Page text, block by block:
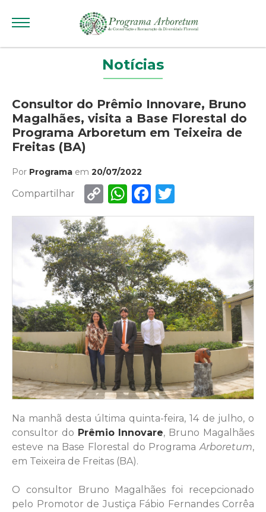
Notícias
Consultor do Prêmio Innovare, Bruno
Magalhães, visita a Base Florestal do
Programa Arboretum em Teixeira de
Freitas (BA)
Por Programa em 20/07/2022
Compartilhar
Copy
Link
WhatsAppFacebook
Na manhã desta última quinta-feira, 14 de julho, o
consultor do Prêmio Innovare, Bruno Magalhães
esteve na Base Florestal do ProgramaArboretum,
em Teixeira de Freitas (BA).
O consultor Bruno Magalhães foi recepcionado
pelo Promotor de Justiça Fábio Fernandes Corrêa